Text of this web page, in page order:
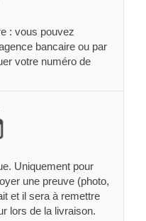
: vous pouvez
bancaire ou par
votre numéro de
Uniquement pour
une preuve (photo,
et il sera à remettre
lors de la livraison.